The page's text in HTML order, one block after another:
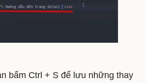
bấm Ctrl + S để lưu những thay